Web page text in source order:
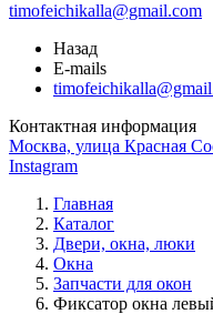
timofeichikalla@gmail.com
Назад
E-mails
Контактная информация
Москва, улица Красная
Instagram
Главная
Каталог
Двери, окна, люки
Окна
Запчасти для окон
Фиксатор окна